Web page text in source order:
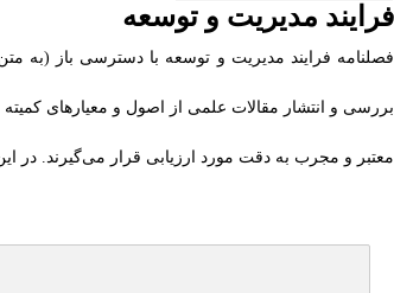
فرایند مدیریت و توسعه
فصلنامه فرایند مدیریت و توسعه با دسترسی باز
بررسی و انتشار مقالات علمی از اصول و معیارهای
معتبر و مجرب به دقت مورد ارزیابی قرار می‌گیرند.